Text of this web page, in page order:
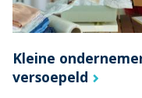
Kleine
versoepeld